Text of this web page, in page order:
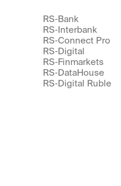
RS‑Bank
RS‑Interbank
RS‑Connect Pro
RS‑Digital
RS‑Finmarkets
RS‑DataHouse
RS‑Digital Ruble